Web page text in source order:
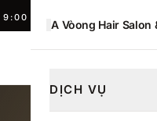
LỊCH NGAY
A Vòong Hair Salon
DỊCH VỤ